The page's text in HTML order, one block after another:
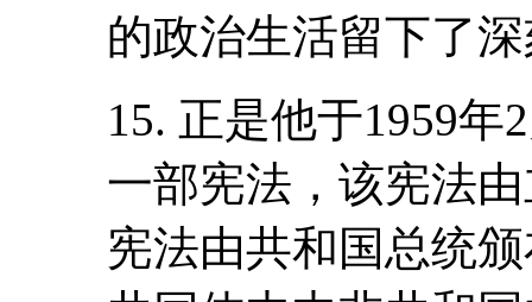
的政治生活留下了
15. 正是他于1959年
一部宪法，该宪法
宪法由共和国总统